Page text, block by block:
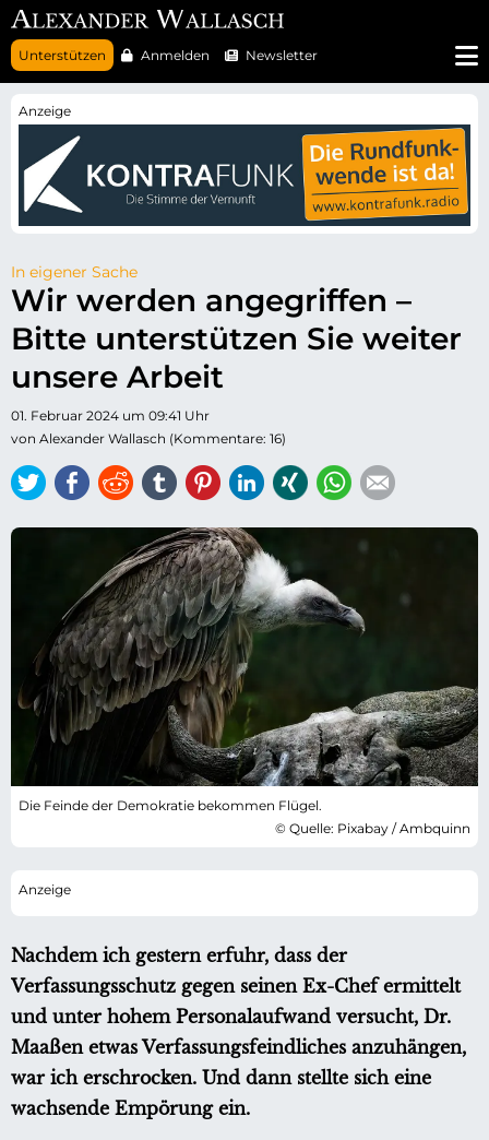
N
a
v
r
p
n
e
Unterstützen Anmelden Newsletter
In eigener Sache
Wir werden angegriffen –
Bitte unterstützen Sie weiter
unsere Arbeit
01. Februar 2024 um 09:41 Uhr
von Alexander Wallasch (Kommentare: 16)
TwitterFacebook
ReddittumblrPinterestLinkedIn
Xing WhatsApp
Die Feinde der Demokratie bekommen Flügel.
© Quelle: Pixabay / Ambquinn
Nachdem ich gestern erfuhr, dass der
Verfassungsschutz gegen seinen Ex-Chef ermittelt
und unter hohem Personalaufwand versucht, Dr.
Maaßen etwas Verfassungsfeindliches anzuhängen,
war ich erschrocken. Und dann stellte sich eine
wachsende Empörung ein.